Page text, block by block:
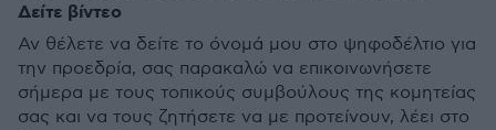
Δείτε βίντεο
Αν θέλετε να δείτε το όνομά μου στο ψηφοδέλτιο για
την προεδρία, σας παρακαλώ να επικοινωνήσετε
σήμερα με τους τοπικούς συμβούλους της κομητείας
σας και να τους ζητήσετε να με προτείνουν, λέει στο